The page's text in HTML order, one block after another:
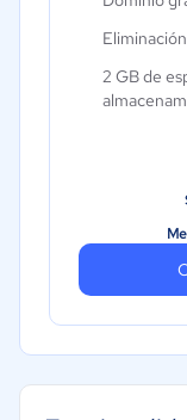
2 GB de
10